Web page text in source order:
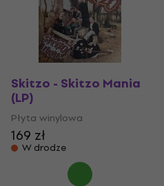
Skitzo - Skitzo Mania
(LP)
Płyta winylowa
169 zł
W drodze